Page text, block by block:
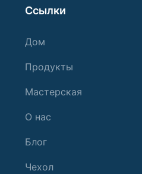
Ссылки
Дом
Продукты
Мастерская
О нас
Блог
Чехол